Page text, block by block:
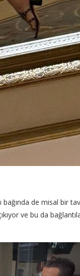
bağında de misal bir
ve bu da